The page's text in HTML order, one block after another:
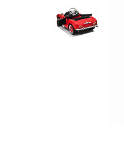
Motociclete Drift-Trike
Masinute electrice Mercedes